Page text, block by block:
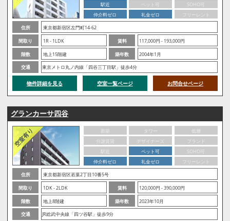
駅近
ペット可
SOHO可
仲介料ゼロ
礼金ゼロ
フリーレント
住所
東京都新宿区左門町14-62
間取り
1R - 1LDK 賃料
117,000円 - 193,000円
階数
地上15階建 築年数
2004年1月
交通
東京メトロ丸ノ内線「四谷三丁目駅」徒歩4分
物件詳細を見る 空室一覧ページ お問合せページ
グランカーサ四谷
新築 タワー
低層
分譲賃貸
デザイナーズ
ブランド
駅近
ペット可
SOHO可
仲介料ゼロ
礼金ゼロ
フリーレント
住所
東京都新宿区若葉2丁目10番5号
間取り
1DK - 2LDK 賃料
120,000円 - 390,000円
階数
地上8階建 築年数
2023年10月
交通
JR総武中央線「四ツ谷駅」徒歩9分